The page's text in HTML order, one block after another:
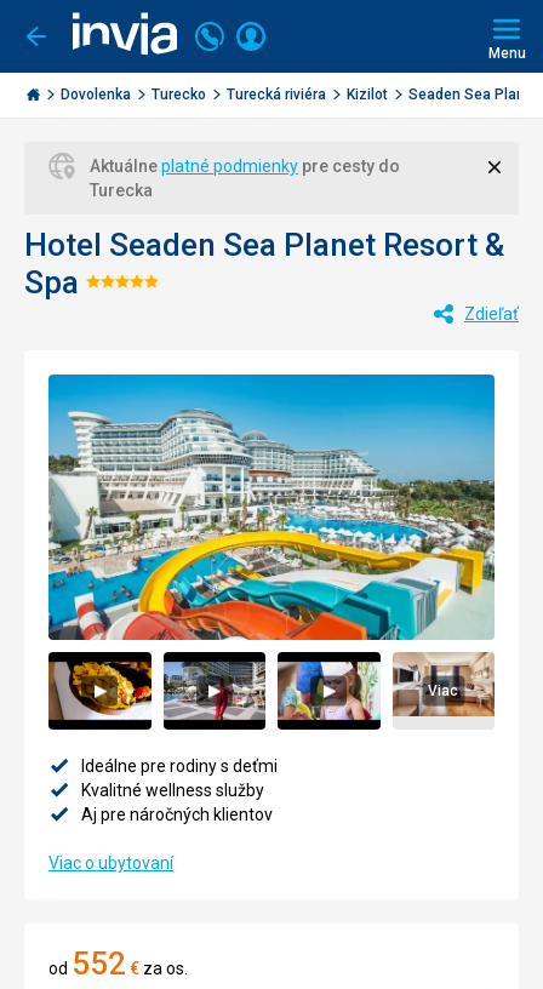
Ísť
späť
Invia.sk
Volajte
+421
2
3221
Prihlásiť
Menu
Dovolenka Turecko Turecká riviéra Kizilot Seaden Sea Planet
Aktuálneplatné podmienky pre cesty do
Turecka
Hotel Seaden Sea Planet Resort &
Spa Hodnotenie:
Zdieľať
Viac
Ideálne pre rodiny s deťmi
Kvalitné wellness služby
Aj pre náročných klientov
Viac o ubytovaní
od 552 € za os.